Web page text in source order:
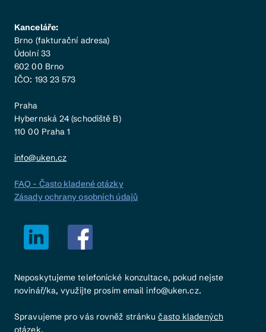
Kanceláře:
Brno (fakturační adresa)
Údolní 33
602 00 Brno
IČO: 193 23 573
Praha
Hybernská 24 (schodiště B)
110 00 Praha 1
info@uken.cz
FAQ - Často kladené otázky
Zásady ochrany osobních údajů
Neposkytujeme telefonické konzultace, pokud nejste
novinář/ka, využijte prosím email info@uken.cz.
Spravujeme pro vás rovněž stránkučasto kladených
otázek.